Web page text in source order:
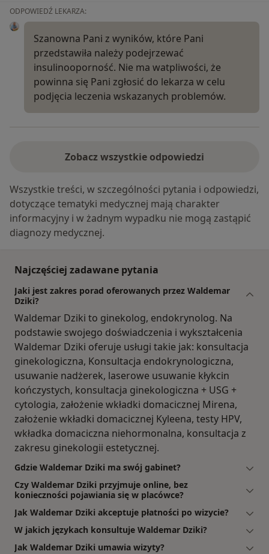
ODPOWIEDŹ LEKARZA:
Szanowna Pani z wyników, które Pani
przedstawiła należy podejrzewać
insulinooporność. Nie ma watpliwości, że
powinna się Pani zgłosić do lekarza w celu
podjęcia leczenia wskazanych problemów.
Zobacz wszystkie odpowiedzi
Wszystkie treści, w szczególności pytania i odpowiedzi,
dotyczące tematyki medycznej mają charakter
informacyjny i w żadnym wypadku nie mogą zastąpić
diagnozy medycznej.
Najczęściej zadawane pytania
Jaki jest zakres porad oferowanych przez Waldemar
Dziki?
Waldemar Dziki to ginekolog, endokrynolog. Na
podstawie swojego doświadczenia i wykształcenia
Waldemar Dziki oferuje usługi takie jak: konsultacja
ginekologiczna, Konsultacja endokrynologiczna,
usuwanie nadżerek, laserowe usuwanie kłykcin
kończystych, konsultacja ginekologiczna + USG +
cytologia, założenie wkładki domacicznej Mirena,
założenie wkładki domacicznej Kyleena, testy HPV,
wkładka domaciczna niehormonalna, konsultacja z
zakresu ginekologii estetycznej.
Gdzie Waldemar Dziki ma swój gabinet?
Czy Waldemar Dziki przyjmuje online, bez
konieczności pojawiania się w placówce?
Jak Waldemar Dziki akceptuje płatności po wizycie?
W jakich językach konsultuje Waldemar Dziki?
Jak Waldemar Dziki umawia wizyty?